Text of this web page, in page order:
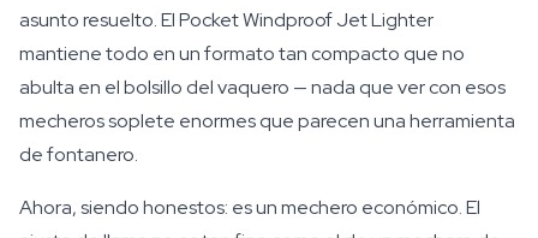
asunto resuelto. El Pocket Windproof Jet Lighter
mantiene todo en un formato tan compacto que no
abulta en el bolsillo del vaquero — nada que ver con esos
mecheros soplete enormes que parecen una herramienta
de fontanero.
Ahora, siendo honestos: es un mechero económico. El